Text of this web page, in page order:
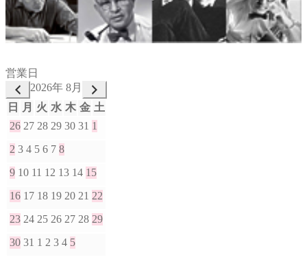
営業日
2026年 8月
日
月 火 水 木 金 土
26 27 28 29 30 31 1
2 3 4 5 6 7 8
9 10 11 12 13 14 15
16 17 18 19 20 21 22
23 24 25 26 27 28 29
30 31 1 2 3 4 5